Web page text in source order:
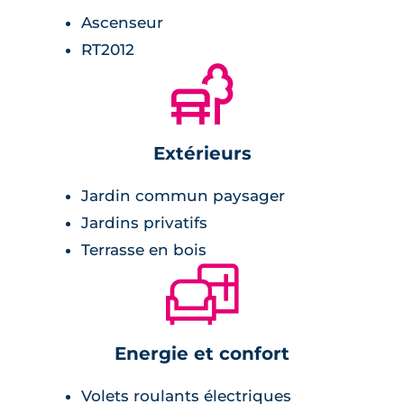
appartements neufs
résidence propose des logements aux
appartements du deux pièces au quatre
Réglementation Thermique 2012
une optimisation énergétique de l’habitat.
Les intérieurs ont été soigneusement étudiés
pour apporter un confort optimal : parquet
stratifié dans les chambres et pièces de vie,
carrelage haut de gamme et sèche-serviettes
pour la cuisine et placards aménagés. Les
Ascenseur
RT2012
🌲
Extérieurs
Jardin commun paysager
Jardins privatifs
Terrasse en bois
🛋
Energie et confort
Volets roulants électriques